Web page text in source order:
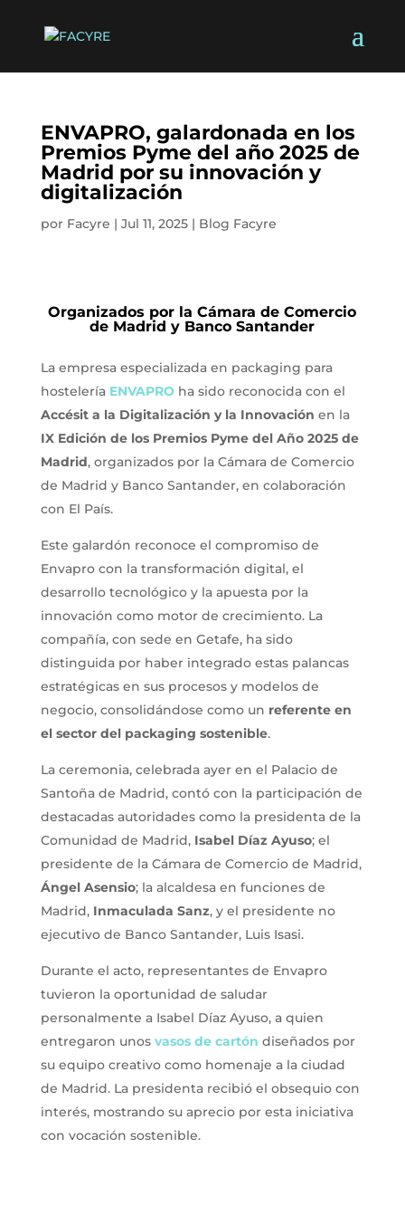
ENVAPRO, galardonada en los
Premios Pyme del año 2025 de
Madrid por su innovación y
digitalización
por Facyre | Jul 11, 2025| Blog Facyre
Organizados por la Cámara de Comercio
de Madrid y Banco Santander
La empresa especializada en packaging para
hostelería ENVAPROha sido reconocida con el
Accésit a la Digitalización y la Innovación en la
IX Edición de los Premios Pyme del Año 2025 de
Madrid, organizados por la Cámara de Comercio
de Madrid y Banco Santander, en colaboración
con El País.
Este galardón reconoce el compromiso de
Envapro con la transformación digital, el
desarrollo tecnológico y la apuesta por la
innovación como motor de crecimiento. La
compañía, con sede en Getafe, ha sido
distinguida por haber integrado estas palancas
estratégicas en sus procesos y modelos de
negocio, consolidándose como un referente en
el sector del packaging sostenible.
La ceremonia, celebrada ayer en el Palacio de
Santoña de Madrid, contó con la participación de
destacadas autoridades como la presidenta de la
Comunidad de Madrid, Isabel Díaz Ayuso; el
presidente de la Cámara de Comercio de Madrid,
Ángel Asensio; la alcaldesa en funciones de
Madrid, Inmaculada Sanz, y el presidente no
ejecutivo de Banco Santander, Luis Isasi.
Durante el acto, representantes de Envapro
tuvieron la oportunidad de saludar
personalmente a Isabel Díaz Ayuso, a quien
entregaron unos vasos de cartón diseñados por
su equipo creativo como homenaje a la ciudad
de Madrid. La presidenta recibió el obsequio con
interés, mostrando su aprecio por esta iniciativa
con vocación sostenible.